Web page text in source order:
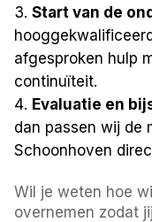
Start van de
afgesproken hulp
continuïteit.
Evaluatie en
dan passen wij de
Schoonhoven
Wil je weten hoe
overnemen zodat